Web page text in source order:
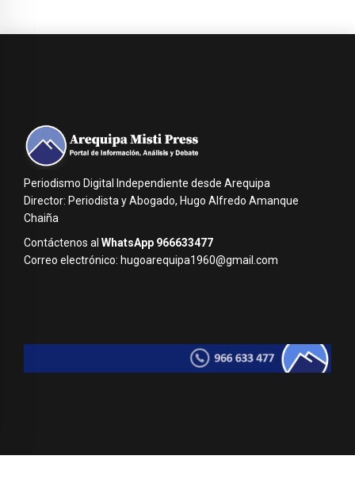
Periodismo Digital Independiente desde Arequipa
Director: Periodista y Abogado, Hugo Alfredo Amanque
Chaiña
Contáctenos al WhatsApp 966633477
Correo electrónico: hugoarequipa1960@gmail.com